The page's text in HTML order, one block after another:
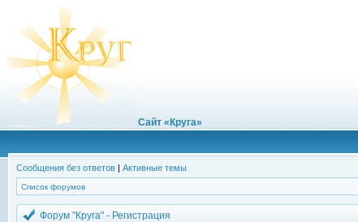
Сайт «Круга»
Сообщения без ответов | Активные темы
Список форумов
Форум "Круга" - Регистрация